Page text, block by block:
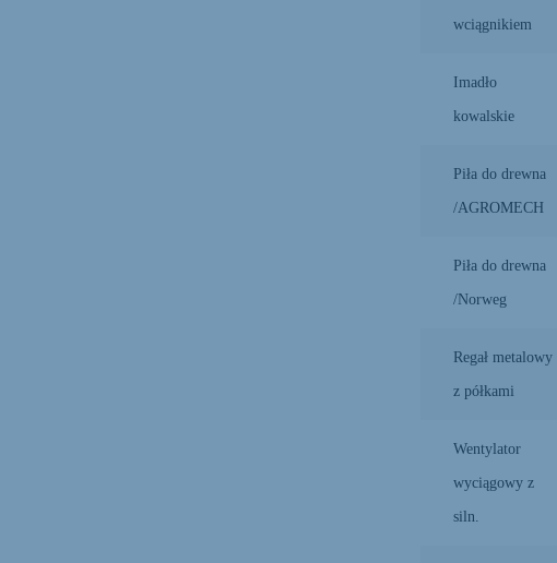
wciągnikiem
Imadło
kowalskie
Piła do drewna
/AGROMECH
Piła do drewna
/Norweg
Regał metalowy
z półkami
Wentylator
wyciągowy z
siln.